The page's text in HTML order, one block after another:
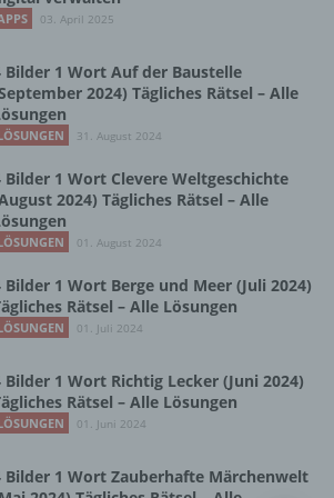
03. April 2025
Bilder 1 Wort Auf der Baustelle
2024) Tägliches Rätsel – Alle
31. August 2024
Bilder 1 Wort Clevere Weltgeschichte
2024) Tägliches Rätsel – Alle
01. August 2024
Bilder 1 Wort Berge und Meer (Juli 2024)
Rätsel – Alle Lösungen
01. Juli 2024
Bilder 1 Wort Richtig Lecker (Juni 2024)
Rätsel – Alle Lösungen
01. Juni 2024
Bilder 1 Wort Zauberhafte Märchenwelt
mit personenbezogenen
das Ordnen, die Speicherung,
oder Veränderung, das
das Abfragen, die Verwendung,
durch Übermittlung,
den Abgleich oder die
die Einschränkung, das
die Vernichtung.
der Verarbeitung
der Verarbeitung ist die
gespeicherter
Daten mit dem Ziel, ihre
einzuschränken.